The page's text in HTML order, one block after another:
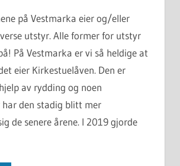
på Vestmarka eier og/eller
utstyr. Alle former for utstyr
På Vestmarka er vi så heldige at
eier Kirkestuelåven. Den er
av rydding og noen
har den stadig blitt mer
de senere årene. I 2019 gjorde